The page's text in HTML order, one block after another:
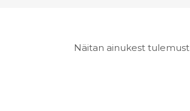
Näitan ainukest tulemust